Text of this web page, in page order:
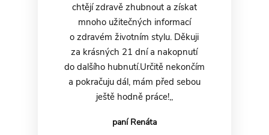
chtějí zdravě zhubnout a získat
mnoho užitečných informací
o zdravém životním stylu. Děkuji
za krásných 21 dní a nakopnutí
do dalšího hubnutí.Určitě nekončím
a pokračuju dál, mám před sebou
ještě hodně práce!,,
paní Renáta
Paní Lucie
Mgr. Michaela Fiřtová
manažer, Česká spořitelna
Simona Jančíková
Kamila Dorčáková
Jana Kohutková
obchodní asistentka
Petra Kuštorová